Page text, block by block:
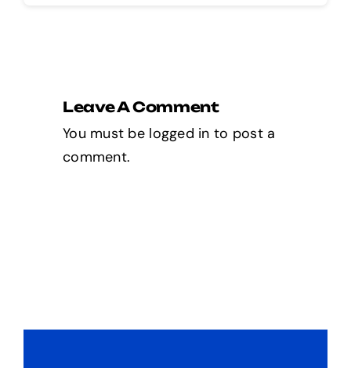
Leave A Comment
You must be logged in to post a
comment.